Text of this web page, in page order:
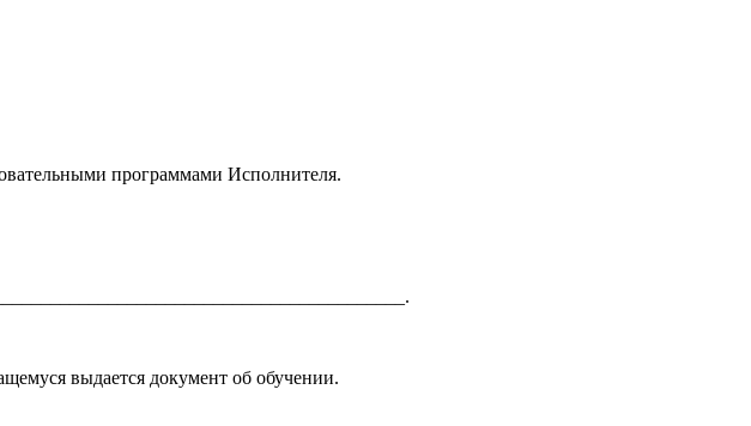
программами Исполнителя.
выдается документ об обучении.